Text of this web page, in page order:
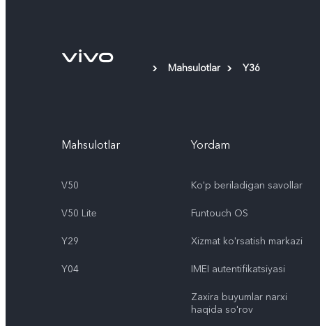
Mahsulotlar Y36
Mahsulotlar
V50
V50 Lite
Y29
Y04
Yordam
Ko'p beriladigan savollar
Funtouch OS
Xizmat ko'rsatish markazi
IMEI autentifikatsiyasi
Zaxira buyumlar narxi
haqida so'rov